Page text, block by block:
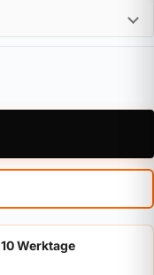
Werktage